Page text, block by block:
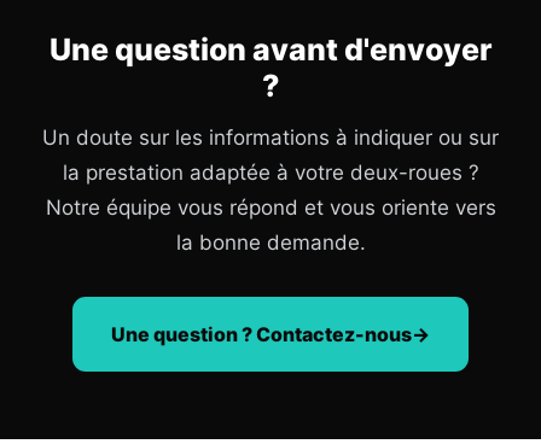
Une question avant d'envoyer
?
Un doute sur les informations à indiquer ou sur
la prestation adaptée à votre deux-roues ?
Notre équipe vous répond et vous oriente vers
la bonne demande.
Une question ? Contactez-nous